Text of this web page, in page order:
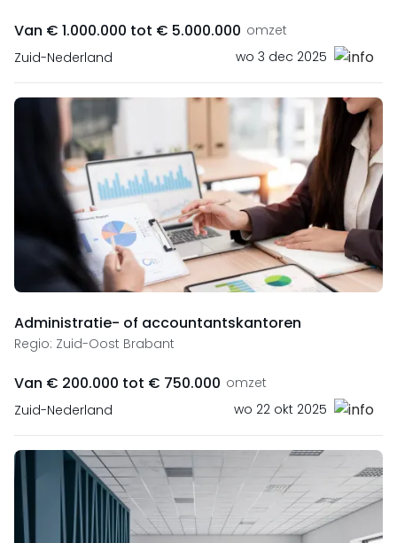
Van € 1.000.000 tot € 5.000.000 omzet
Zuid-Nederland
wo 3 dec 2025
Administratie- of accountantskantoren
Regio: Zuid-Oost Brabant
Van € 200.000 tot € 750.000 omzet
Zuid-Nederland
wo 22 okt 2025